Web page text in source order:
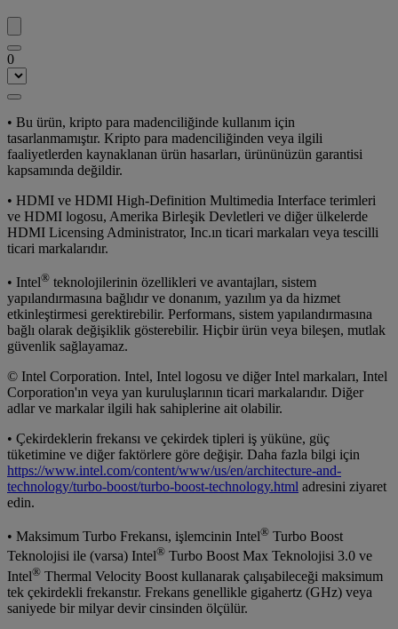
0
• Bu ürün, kripto para madenciliğinde kullanım için
tasarlanmamıştır. Kripto para madenciliğinden veya ilgili
faaliyetlerden kaynaklanan ürün hasarları, ürününüzün garantisi
kapsamında değildir.
• HDMI ve HDMI High-Definition Multimedia Interface terimleri
ve HDMI logosu, Amerika Birleşik Devletleri ve diğer ülkelerde
HDMI Licensing Administrator, Inc.ın ticari markaları veya tescilli
ticari markalarıdır.
• Intel® teknolojilerinin özellikleri ve avantajları, sistem
yapılandırmasına bağlıdır ve donanım, yazılım ya da hizmet
etkinleştirmesi gerektirebilir. Performans, sistem yapılandırmasına
bağlı olarak değişiklik gösterebilir. Hiçbir ürün veya bileşen, mutlak
güvenlik sağlayamaz.
© Intel Corporation. Intel, Intel logosu ve diğer Intel markaları, Intel
Corporation'ın veya yan kuruluşlarının ticari markalarıdır. Diğer
adlar ve markalar ilgili hak sahiplerine ait olabilir.
• Çekirdeklerin frekansı ve çekirdek tipleri iş yüküne, güç
tüketimine ve diğer faktörlere göre değişir. Daha fazla bilgi için
https://www.intel.com/content/www/us/en/architecture-and-
technology/turbo-boost/turbo-boost-technology.html adresini ziyaret
edin.
• Maksimum Turbo Frekansı, işlemcinin Intel® Turbo Boost
Teknolojisi ile (varsa) Intel® Turbo Boost Max Teknolojisi 3.0 ve
Intel® Thermal Velocity Boost kullanarak çalışabileceği maksimum
tek çekirdekli frekanstır. Frekans genellikle gigahertz (GHz) veya
saniyede bir milyar devir cinsinden ölçülür.